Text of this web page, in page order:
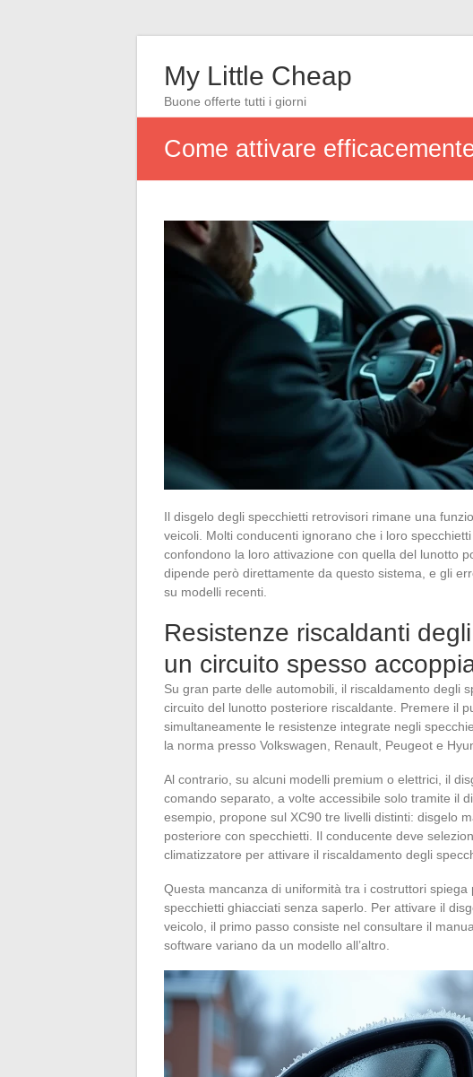
My Little Cheap
Buone offerte tutti i giorni
Come attivare
Il disgelo degli specchietti retrovisori rimane una
veicoli. Molti conducenti ignorano che i loro
confondono la loro attivazione con quella del lunotto
dipende però direttamente da questo sistema, e gli
su modelli recenti.
Resistenze riscaldanti
un circuito spesso
Su gran parte delle automobili, il riscaldamento degli
circuito del lunotto posteriore riscaldante. Premere il
simultaneamente le resistenze integrate negli
la norma presso Volkswagen, Renault, Peugeot e
Al contrario, su alcuni modelli premium o elettrici, il
comando separato, a volte accessibile solo tramite il
esempio, propone sul XC90 tre livelli distinti: disgelo
posteriore con specchietti. Il conducente deve
climatizzatore per attivare il riscaldamento degli
Questa mancanza di uniformità tra i costruttori
specchietti ghiacciati senza saperlo. Per attivare il
veicolo, il primo passo consiste nel consultare il
software variano da un modello all’altro.